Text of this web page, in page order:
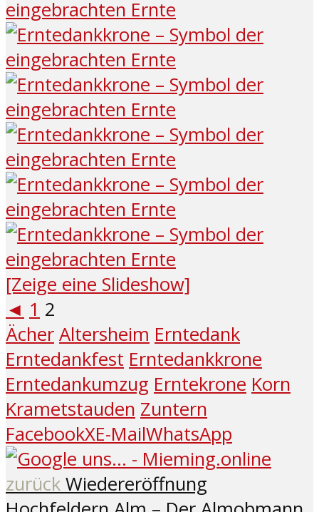
[Zeige eine Slideshow]
◄ 1 2
Ächer Altersheim Erntedank
Erntedankfest Erntedankkrone
Erntedankumzug Erntekrone Korn
Krametstauden Zuntern
FacebookXE-MailWhatsApp
zurück Wiedereröffnung